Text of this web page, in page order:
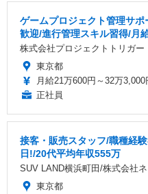
ゲームプロジェクト管理サ
歓迎/進行管理スキル習得/月
株式会社プロジェクトトリガー
東京都
月給21万600円～32万3,000
正社員
接客・販売スタッフ/職種経
日!/20代平均年収555万
SUV LAND横浜町田/株式会社
東京都